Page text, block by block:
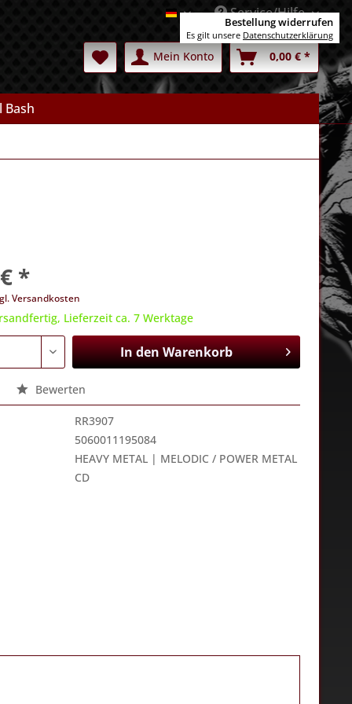
DeutschService/Hilfe
Mein Konto 0,00 € *
Bash
*
Versandkosten
Lieferzeit ca. 7 Werktage
In denWarenkorb
Bewerten
RR3907
5060011195084
HEAVY METAL | MELODIC / POWER METAL
CD
Bestellung widerrufen
Es gilt unsere Datenschutzerklärung